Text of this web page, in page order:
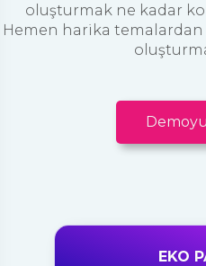
oluşturmak ne kadar
Hemen harika
EKO